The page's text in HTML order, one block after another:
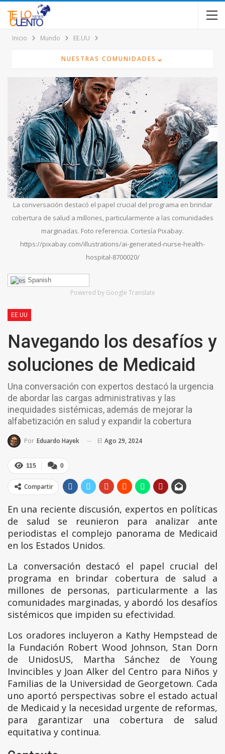
Inicio Mundo EE.UU
NUESTRAS COMUNIDADES ⌄
La conversación destacó el papel crucial del programa en brindar
cobertura de salud a millones, particularmente a las comunidades
marginadas. Foto referencia. Cortesía Pixabay.
https://pixabay.com/illustrations/ai-generated-nurse-health-
hospital-8700020/
Spanish
Powered by Google Translate
EE.UU
Navegando los desafíos y
soluciones de Medicaid
Una conversación con expertos destacó la urgencia
de abordar las cargas administrativas y las
inequidades sistémicas, además de mejorar la
alfabetización en salud y expandir la cobertura
Por Eduardo Hayek El Ago 29, 2024
0
115
Compartir
En una reciente discusión, expertos en políticas
de salud se reunieron para analizar ante
periodistas el complejo panorama de Medicaid
en los Estados Unidos.
La conversación destacó el papel crucial del
programa en brindar cobertura de salud a
millones de personas, particularmente a las
comunidades marginadas, y abordó los desafíos
sistémicos que impiden su efectividad.
Los oradores incluyeron a Kathy Hempstead de
la Fundación Robert Wood Johnson, Stan Dorn
de UnidosUS, Martha Sánchez de Young
Invincibles y Joan Alker del Centro para Niños y
Familias de la Universidad de Georgetown. Cada
uno aportó perspectivas sobre el estado actual
de Medicaid y la necesidad urgente de reformas,
para garantizar una cobertura de salud
equitativa y continua.